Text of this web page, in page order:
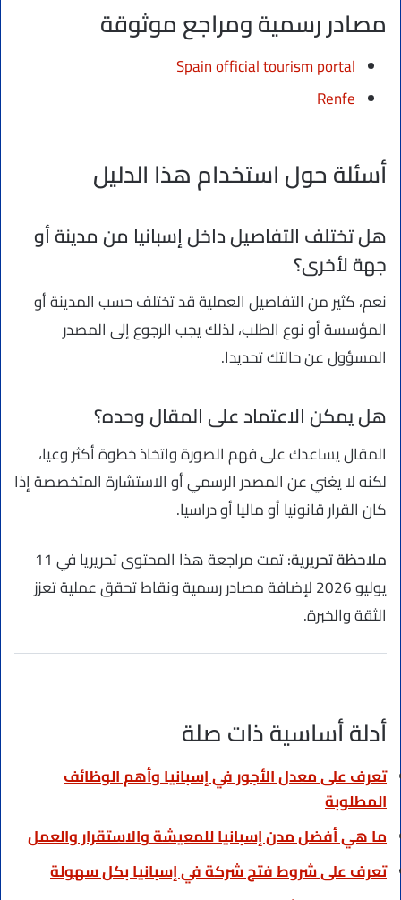
مصادر رسمية ومراجع موثوقة
Spain official tourism portal
Renfe
أسئلة حول استخدام هذا الدليل
هل تختلف التفاصيل داخل إسبانيا من مدينة أو
جهة لأخرى؟
نعم، كثير من التفاصيل العملية قد تختلف حسب المدينة أو
المؤسسة أو نوع الطلب، لذلك يجب الرجوع إلى المصدر
المسؤول عن حالتك تحديدا.
هل يمكن الاعتماد على المقال وحده؟
المقال يساعدك على فهم الصورة واتخاذ خطوة أكثر وعيا،
لكنه لا يغني عن المصدر الرسمي أو الاستشارة المتخصصة إذا
كان القرار قانونيا أو ماليا أو دراسيا.
ملاحظة تحريرية:
تمت مراجعة هذا المحتوى تحريريا في 11
يوليو 2026 لإضافة مصادر رسمية ونقاط تحقق عملية تعزز
الثقة والخبرة.
أدلة أساسية ذات صلة
تعرف على معدل الأجور في إسبانيا وأهم الوظائف
المطلوبة
ما هي أفضل مدن إسبانيا للمعيشة والاستقرار والعمل
تعرف على شروط فتح شركة في إسبانيا بكل سهولة